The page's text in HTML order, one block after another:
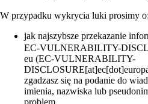
W przypadku wykrycia luki prosimy o:
jak najszybsze przekazanie
EC-VULNERABILITY-
eu (EC-VULNERABILITY-
zgadzasz się na podanie do
imienia, nazwiska lub
problem